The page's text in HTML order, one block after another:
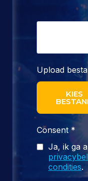
Upload
KIES
Consent*
Ja, ik ga
condities.